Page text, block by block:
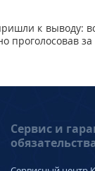
к выводу:
проголосовав
Сервис и